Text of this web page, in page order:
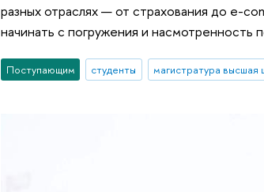
разных отраслях — от страхования до e-
начинать с погружения и насмотренность
Поступающим студенты магистратура высшая